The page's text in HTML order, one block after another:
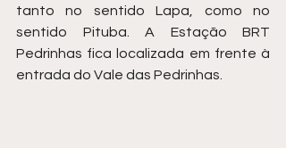
tanto no sentido Lapa, como no
sentido Pituba. A Estação BRT
Pedrinhas fica localizada em frente à
entrada do Vale das Pedrinhas.